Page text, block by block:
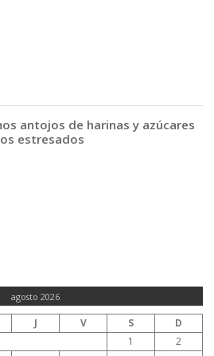
antojos de harinas y azúcares
estresados
agosto 2026
J V S
D
1
2